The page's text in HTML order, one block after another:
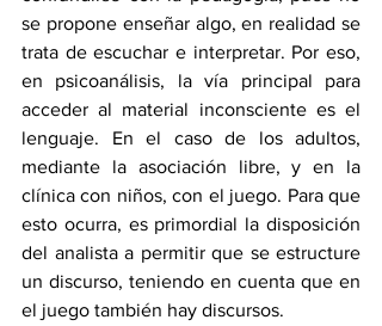
se propone enseñar algo, en realidad se
trata de escuchar e interpretar. Por eso,
en psicoanálisis, la vía principal para
acceder al material inconsciente es el
lenguaje. En el caso de los adultos,
mediante la asociación libre, y en la
clínica con niños, con el juego. Para que
esto ocurra, es primordial la disposición
del analista a permitir que se estructure
un discurso, teniendo en cuenta que en
el juego también hay discursos.